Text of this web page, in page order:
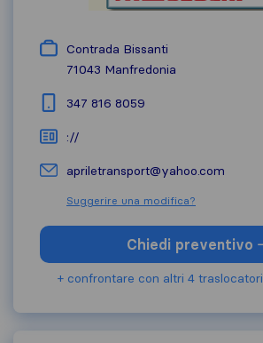
Contrada Bissanti
71043 Manfredonia
347 816 8059
://
apriletransport@yahoo.com
Suggerire una modifica?
Chiedi preventivo
+ confrontare con altri 4 traslocatori